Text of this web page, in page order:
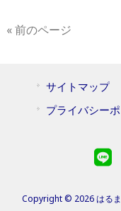
« 前のページ
サイトマップ
プライバシー
Copyright © 2026 はる